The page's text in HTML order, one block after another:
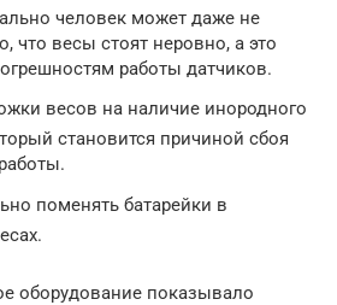
человек может даже не
что весы стоят неровно, а это
работы датчиков.
весов на наличие инородного
становится причиной сбоя
поменять батарейки в
оборудование показывало